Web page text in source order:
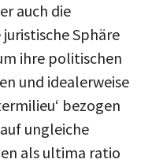
auch die
Sphäre
ihre politischen
und idealerweise
bezogen
ungleiche
als ultima ratio